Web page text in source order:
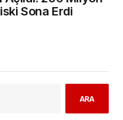
Sona Erdi
ARA